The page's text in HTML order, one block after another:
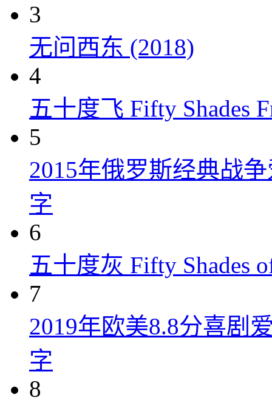
3
无问西东 (2018)
4
五十度飞 Fifty Shades
5
2015年俄罗斯经典战
字
6
五十度灰 Fifty Shades
7
2019年欧美8.8分喜剧
字
8